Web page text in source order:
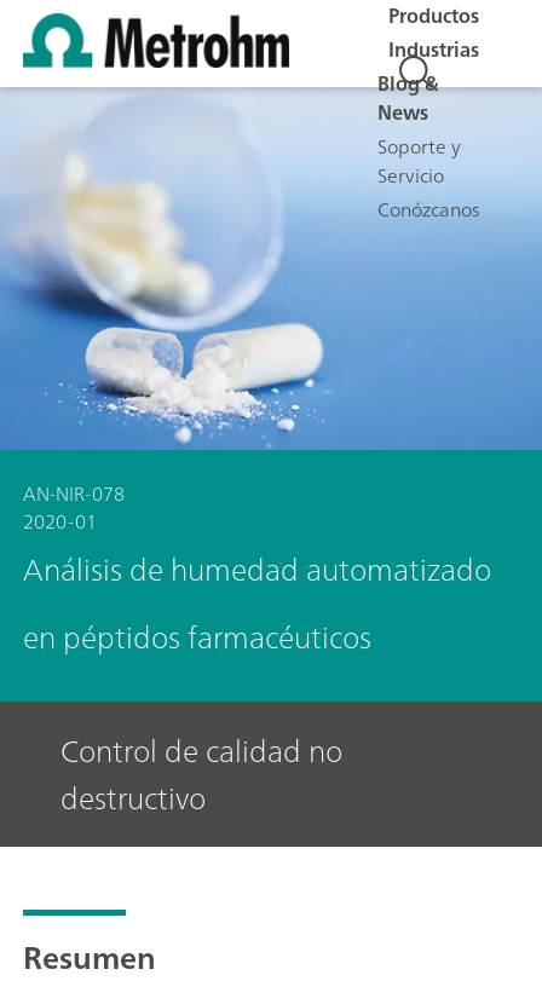
Productos
Industrias
Blog &
News
Soporte y
Servicio
Conózcanos
AN-NIR-078
2020-01
Análisis de humedad automatizado
en péptidos farmacéuticos
Control de calidad no
destructivo
Resumen